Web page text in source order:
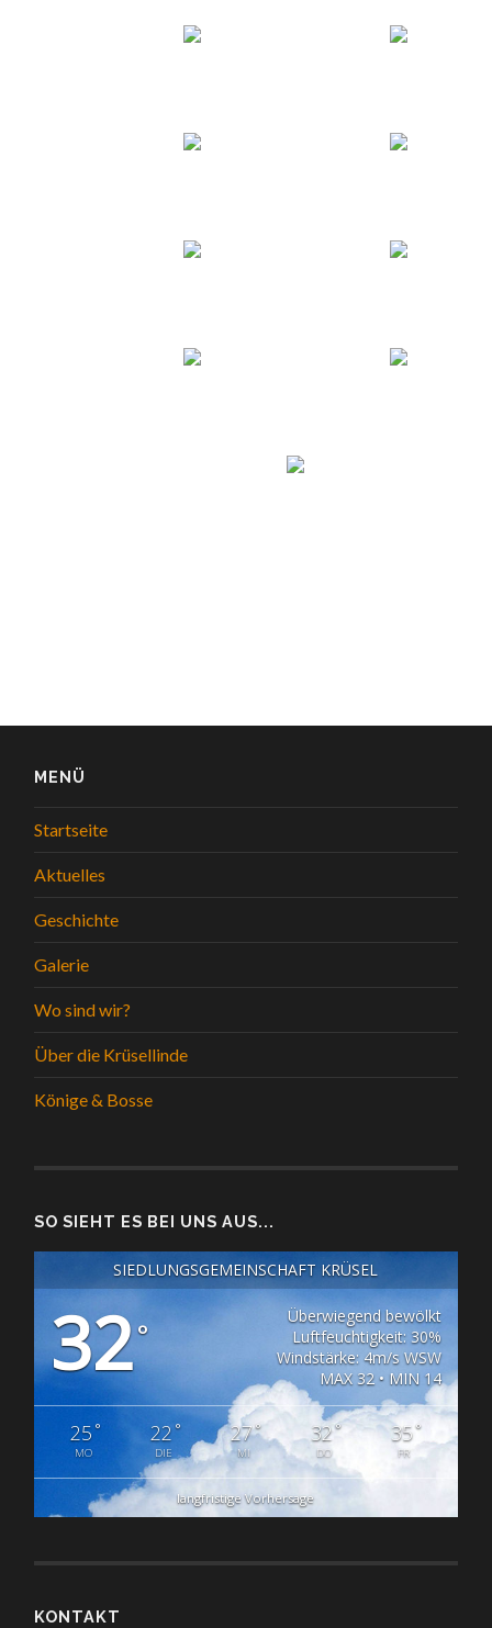
MENÜ
Startseite
Aktuelles
Geschichte
Galerie
Wo sind wir?
Über die Krüsellinde
Könige & Bosse
SO SIEHT ES BEI UNS AUS...
SIEDLUNGSGEMEINSCHAFT KRÜSEL
32°
Überwiegend bewölkt
Luftfeuchtigkeit: 30%
Windstärke: 4m/s WSW
MAX 32 • MIN 14
25°
MO
22 °
DIE
27°
MI
32°
DO
35°
FR
langfristige Vorhersage
KONTAKT